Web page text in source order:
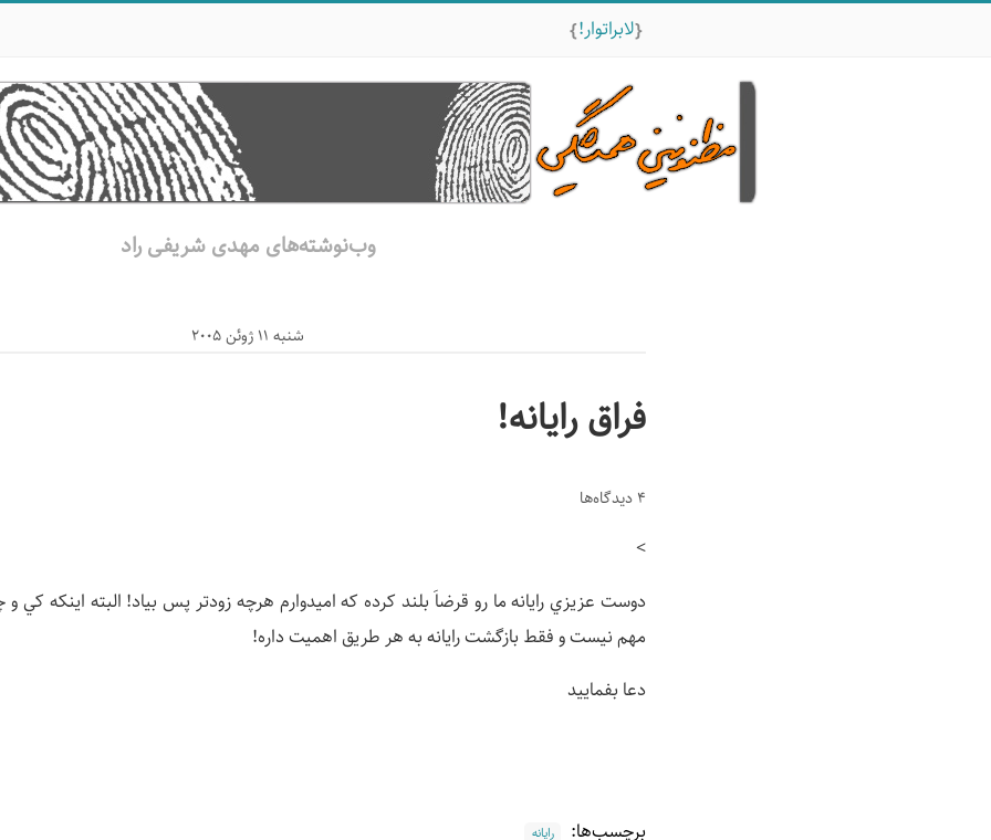
لابراتوار!
وب‌نوشته‌های مهدی شریفی راد
شنبه 11 ژوئن 2005
فراق رایانه!
4 دیدگاه‌ها
>
دوست عزيزي رايانه ما رو قرضاَ بلند كرده كه اميدوارم هرچه زودتر پس بياد! البته اينكه كي و
مهم نيست و فقط بازگشت رايانه به هر طريق اهميت داره!
دعا بفماييد
برچسب‌ها: رايانه